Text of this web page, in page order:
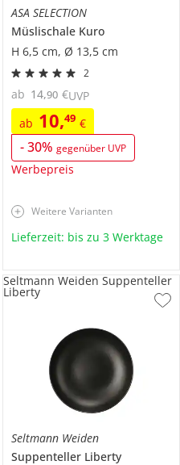
ASA SELECTION
Müslischale Kuro
H 6,5 cm, Ø 13,5 cm
2
ab 10,49 €
-30% gegenüber UVP
Werbepreis
ab 14,90 €UVP
Weitere Varianten
Lieferzeit: bis zu 3 Werktage
Seltmann Weiden
Suppenteller Liberty
Seltmann Weiden Suppenteller
Liberty